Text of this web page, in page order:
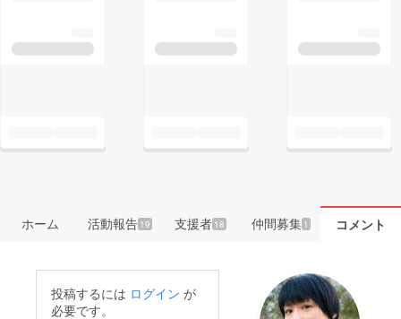
ホーム 活動報告19 支援者 18 仲間募集 1 コメント
投稿するには ログイン が
必要です。